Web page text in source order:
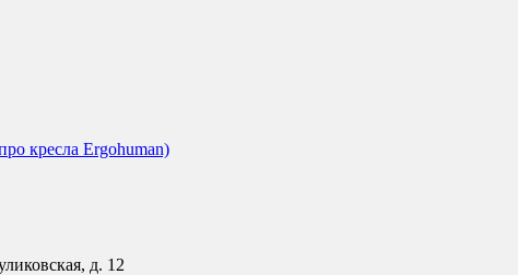
кресла Ergohuman)
д. 12